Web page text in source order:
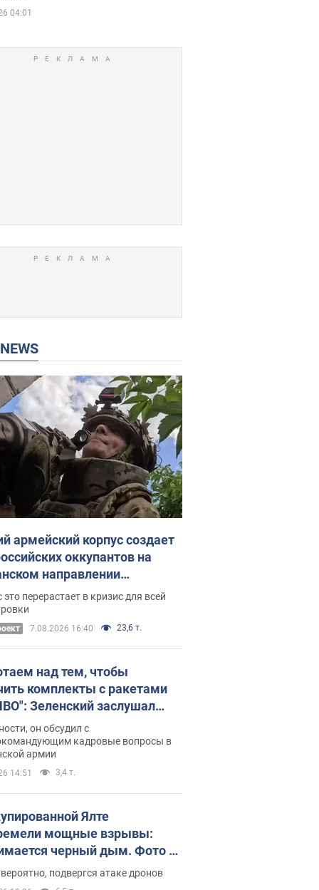
04:01
NEWS
армейский корпус создает
оккупантов на
направлении
дискомфорт: как это
это перерастает в кризис для всей
7.08.2026 16:40 23,6 т.
над тем, чтобы
комплекты с ракетами
Зеленский заслушал
Драпатого и объявил о
мерах
он обсудил с
кадровые вопросы в
армии
14:51 3,4 т.
Ялте
мощные взрывы:
черный дым. Фото и
подвергся атаке дронов